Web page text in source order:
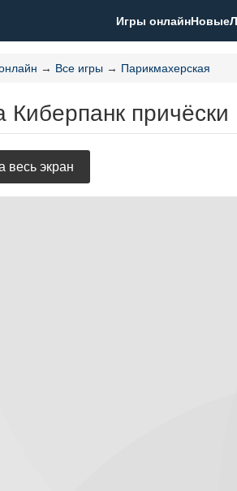
Игры онлайнНовые
→ Все игры → Парикмахерская
Киберпанк причёски
весь экран